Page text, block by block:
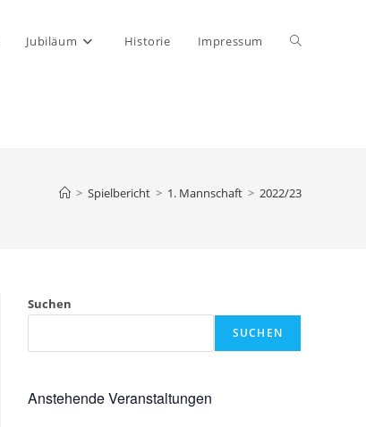
Jubiläum Historie Impressum Website-
> Spielbericht > 1. Mannschaft > 2022/23
Suchen
SUCHEN
Anstehende Veranstaltungen